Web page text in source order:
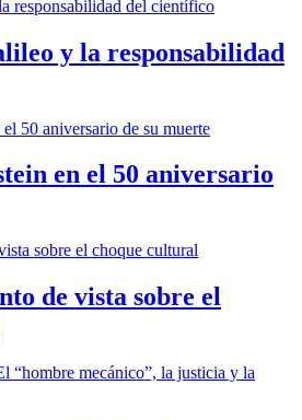
y la responsabilidad
en el 50 aniversario
de vista sobre el